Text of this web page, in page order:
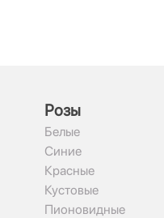
Рoзы
Белые
Синие
Красные
Кустовые
Пионовидные